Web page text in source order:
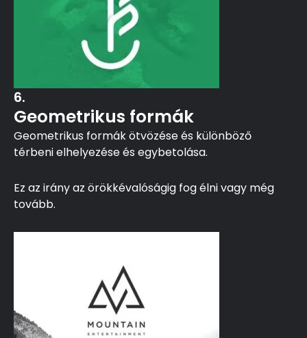
6.
Geometrikus formák
Geometrikus formák ötvözése és különböző
térbeni elhelyezése és egybetolása.
Ez az irány az örökkévalóságig fog élni vagy még
tovább.